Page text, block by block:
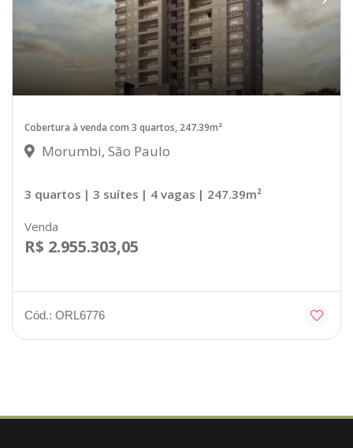
Cobertura à venda com 3 quartos, 247.39m²
Morumbi, São Paulo
3 quartos | 3 suítes | 4 vagas | 247.39m²
Venda
R$ 2.955.303,05
Cód.: ORL6776